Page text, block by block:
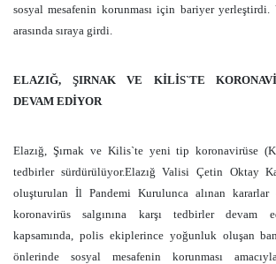
sosyal mesafenin korunması için bariyer yerleştirdi.
arasında sıraya girdi.
ELAZIĞ, ŞIRNAK VE KİLİS`TE
DEVAM EDİYOR
Elazığ, Şırnak ve Kilis`te yeni tip koronavirüse
tedbirler sürdürülüyor.Elazığ Valisi Çetin Oktay
oluşturulan İl Pandemi Kurulunca alınan kararlar
koronavirüs salgınına karşı tedbirler devam
kapsamında, polis ekiplerince yoğunluk oluşan
önlerinde sosyal mesafenin korunması